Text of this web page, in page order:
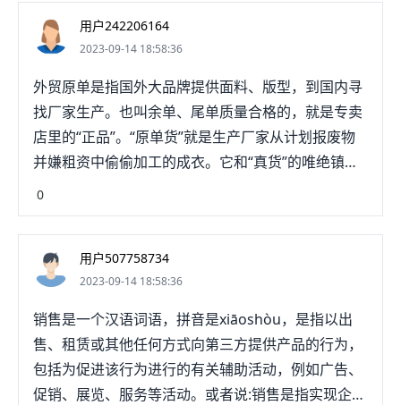
用户242206164
2023-09-14 18:58:36
外贸原单是指国外大品牌提供面料、版型，到国内寻
找厂家生产。也叫余单、尾单质量合格的，就是专卖
店里的“正品”。“原单货”就是生产厂家从计划报废物
并嫌粗资中偷偷加工的成衣。它和“真货”的唯绝镇一
区别就在于它不在原计划内，数量较少。还有一种“原
单货”，是因为种种问题，被品牌商拒收的“外转内
销”，有时数量颇多。最常见的是颜色差异，或则质量
不合格，也有可能测试通不过。即与外商要求的不一
致，大部分质量仍然能够保证，但是也不排除质量问
题或者染色不环保等等原因。者蠢工厂为品牌商提供
的一些打样的版衣也会留存下来，这些也是原单货的
来源之一，而且品质更好。
0
用户507758734
2023-09-14 18:58:36
销售是一个汉语词语，拼音是xiāoshòu，是指以出
售、租赁或其他任何方式向第三方提供产品的行为，
包括为促进该行为进行的有关辅助活动，例如广告、
促销、展览、服务等活动。或者说:销售是指实现企业